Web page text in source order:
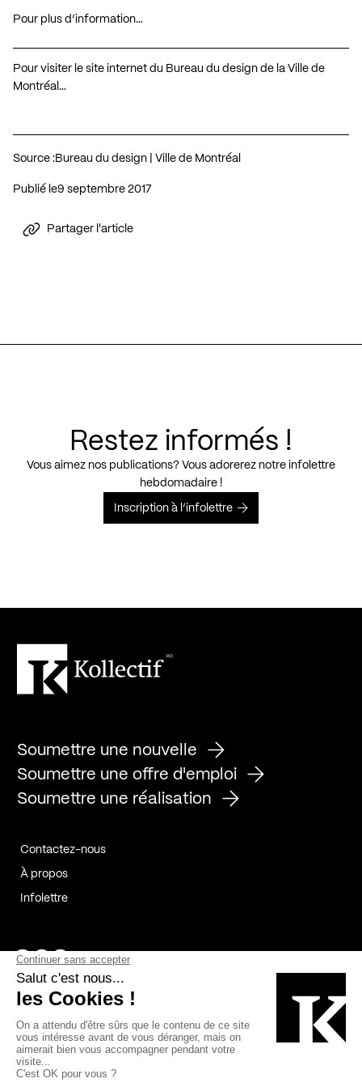
Pour plus d’information…
Pour visiter le site internet du Bureau du design de la Ville de
Montréal…
Source :Bureau du design | Ville de Montréal
Publié le 9 septembre 2017
Partager l'article
Restez informés !
Vous aimez nos publications? Vous adorerez notre infolettre
hebdomadaire !
Inscription à l’infolettre
Soumettre une nouvelle
Soumettre une offre d'emploi
Soumettre une réalisation
Contactez-nous
À propos
Infolettre
Page Facebook de Kollectif
Page Instagram de Kollectif
Page Linkedin de Kollectif
Bâtiment-Durable-Québec-1
Esquisses-1